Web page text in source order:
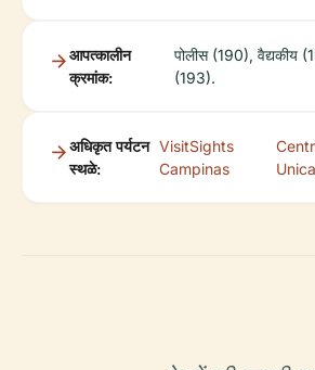
आपत्कालीन
क्रमांक:
पोलीस (190), वैद्यकीय
(193).
अधिकृत पर्यटन
स्थळे:
VisitSights
Campinas